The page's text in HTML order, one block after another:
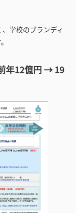
学校のブランディ
年12億円 → 19